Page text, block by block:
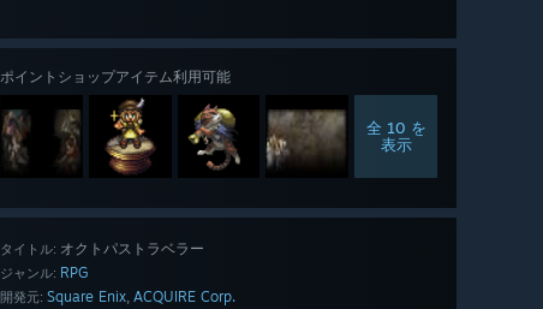
ポイントショップアイテム利用可能
全 10 を
表示
タイトル: オクトパストラベラー
ジャンル: RPG
開発元: Square Enix ACQUIRE Corp.